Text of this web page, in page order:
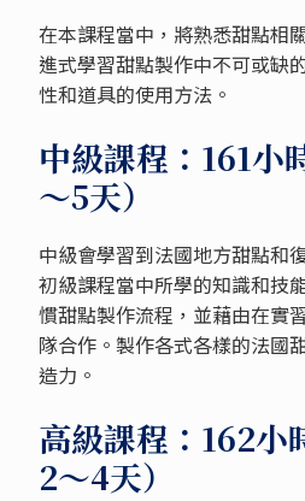
在本課程當中，將熟悉甜點相
進式學習甜點製作中不可或缺
性和道具的使用方法。
中級課程：161小
～5天）
中級會學習到法國地方甜點和
初級課程當中所學的知識和技
慣甜點製作流程，並藉由在實
隊合作。製作各式各樣的法國
造力。
高級課程：162小
2～4天）